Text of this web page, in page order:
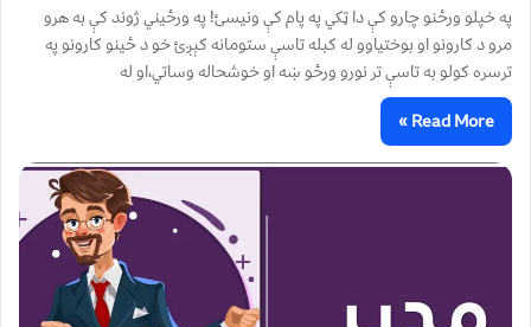
په خپلو ورځنو چارو کې دا ټکي په پام کې ونيسئ! په ورځيني ژوند کې به هرو
مرو د کارونو او بوختياوو له کبله تاسې ستومانه کېږئ خو د ځينو کارونو په
ترسره کولو به تاسې تر نورو ورځو ښه او خوشحاله وساتي،او له
Read More »